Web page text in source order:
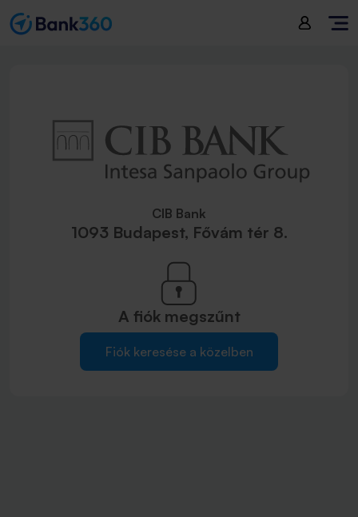
CIB Bank
1093 Budapest, Fővám tér 8.
A fiók megszűnt
Fiók keresése a közelben